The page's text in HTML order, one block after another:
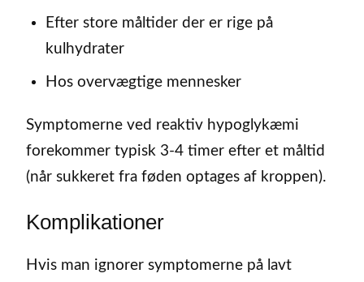
Efter store måltider der er rige på
kulhydrater
Hos overvægtige mennesker
Symptomerne ved reaktiv hypoglykæmi
forekommer typisk 3-4 timer efter et måltid
(når sukkeret fra føden optages af kroppen).
Komplikationer
Hvis man ignorer symptomerne på lavt